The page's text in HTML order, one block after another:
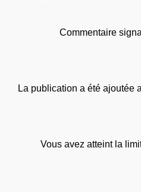
Commentaire
La publication a été ajoutée
Vous avez atteint la